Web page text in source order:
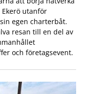
utanför
egen charterbåt.
resan till en del av
och företagsevent.